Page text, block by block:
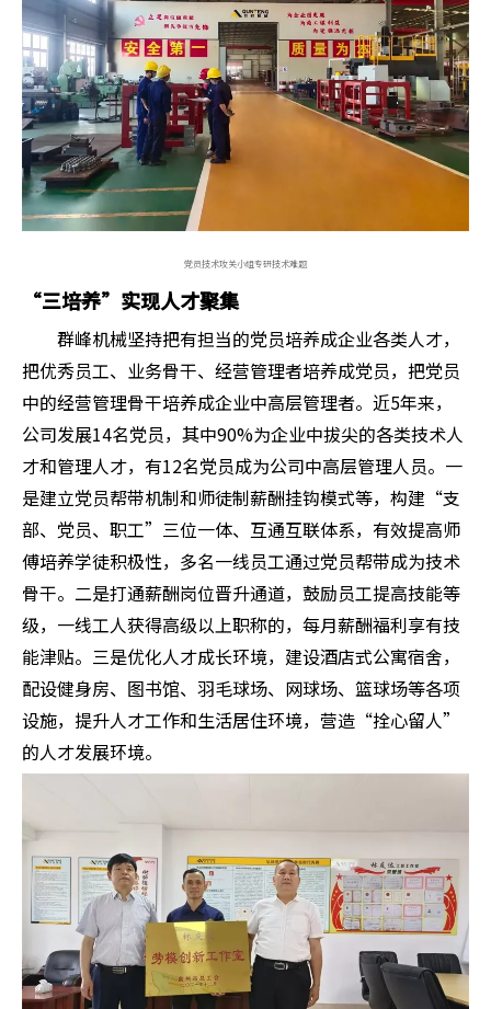
党员技术攻关小组专研技术难题
“三培养”实现人才聚集
群峰机械坚持把有担当的党员培养成企业各类人才，
把优秀员工、业务骨干、经营管理者培养成党员，把党员
中的经营管理骨干培养成企业中高层管理者。近5年来，
公司发展14名党员，其中90%为企业中拔尖的各类技术人
才和管理人才，有12名党员成为公司中高层管理人员。一
是建立党员帮带机制和师徒制薪酬挂钩模式等，构建“支
部、党员、职工”三位一体、互通互联体系，有效提高师
傅培养学徒积极性，多名一线员工通过党员帮带成为技术
骨干。二是打通薪酬岗位晋升通道，鼓励员工提高技能等
级，一线工人获得高级以上职称的，每月薪酬福利享有技
能津贴。三是优化人才成长环境，建设酒店式公寓宿舍，
配设健身房、图书馆、羽毛球场、网球场、篮球场等各项
设施，提升人才工作和生活居住环境，营造“拴心留人”
的人才发展环境。